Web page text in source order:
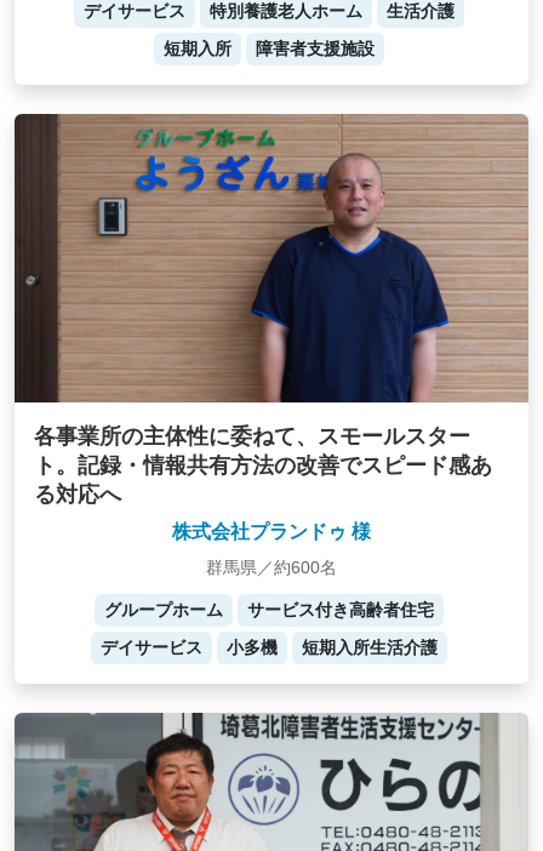
デイサービス 特別養護老人ホーム
生活介護
短期入所
障害者支援施設
各事業所の主体性に委ねて、スモールスター
ト。記録・情報共有方法の改善でスピード感あ
る対応へ
株式会社プランドゥ 様
群馬県／約600名
グループホーム
サービス付き高齢者住宅
デイサービス
小多機 短期入所生活介護